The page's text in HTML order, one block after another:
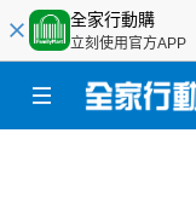
全家行動購
立刻使用官方APP